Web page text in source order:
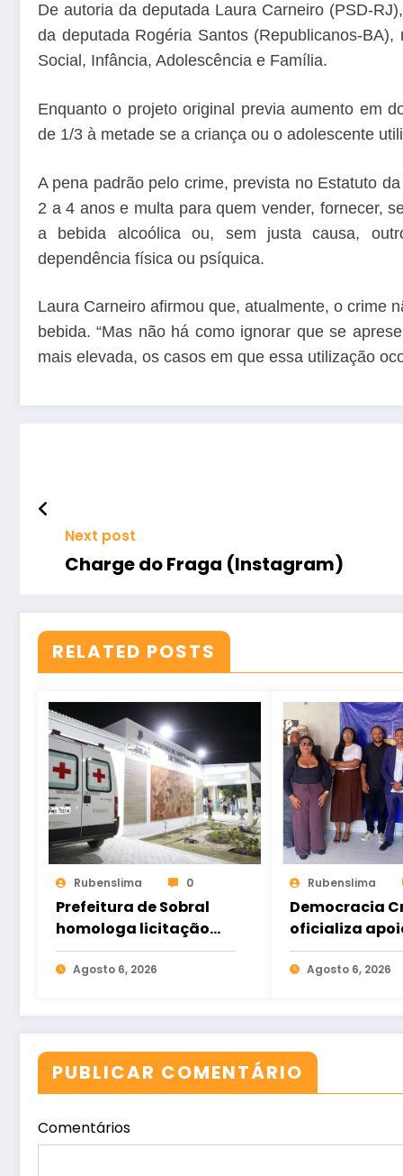
De autoria da deputada Laura Carneiro (PSD-
da deputada Rogéria Santos (Republicanos-
Social, Infância, Adolescência e Família.
Enquanto o projeto original previa aumento em
de 1/3 à metade se a criança ou o adolescente
A pena padrão pelo crime, prevista no Estatuto
2 a 4 anos e multa para quem vender, fornecer,
a bebida alcoólica ou, sem justa causa,
dependência física ou psíquica.
Laura Carneiro afirmou que, atualmente, o crime
bebida. “Mas não há como ignorar que se
mais elevada, os casos em que essa utilização
Next post
Charge do Fraga (Instagram)
RELATED POSTS
Rubenslima 0
Prefeitura de Sobral
homologa licitação
para construção do
Hospital de Taperuaba
Agosto 6, 2026
Rubenslima
Democracia
oficializa
Gomes e
aliança da
Agosto 6, 2026
PUBLICAR COMENTÁRIO
Comentários